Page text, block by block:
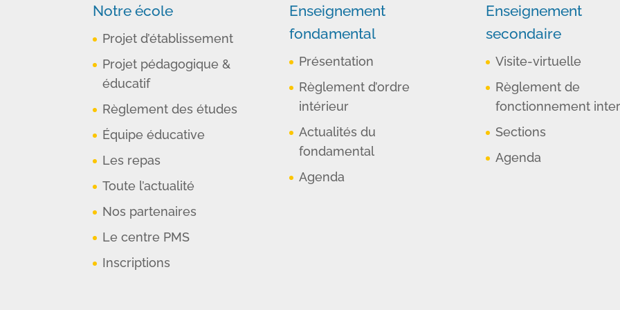
Notre école
Projet d’établissement
Projet pédagogique &
éducatif
Règlement des études
Équipe éducative
Les repas
Toute l’actualité
Nos partenaires
Le centre PMS
Inscriptions
Enseignement
fondamental
Présentation
Règlement d’ordre
intérieur
Actualités du
fondamental
Agenda
Enseignement
secondaire
Visite-virtuelle
Règlement de
fonctionnement
Sections
Agenda